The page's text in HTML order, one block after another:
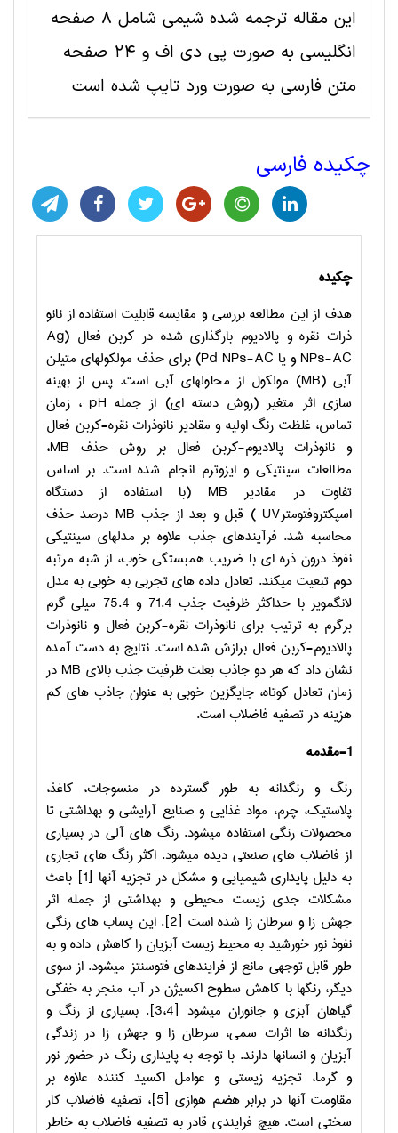
این مقاله ترجمه شده شيمی شامل 8 صفحه
انگلیسی به صورت پی دی اف و 24 صفحه
متن فارسی به صورت ورد تایپ شده است
چکیده فارسی
چکیده
هدف از این مطالعه بررسی و مقایسه قابلیت استفاده از نانو
ذرات نقره و پالادیوم بارگذاری شده در کربن فعال (Ag
NPs-ACو یا Pd NPs-AC
) برای حذف مولکولهای متیلن
آبی (MB) مولکول از محلولهای آبی است. پس از بهینه
سازی اثر متغیر (روش دسته ای) از جمله pH ، زمان
تماس، غلظت رنگ اولیه و مقادیر نانوذرات نقره-کربن فعال
و نانوذرات پالادیوم-کربن فعال بر روش حذف MB،
مطالعات سینتیکی و ایزوترم انجام شده است. بر اساس
تفاوت در مقادیرMB(با استفاده از دستگاه
اسپکتروفتومترUV) قبل و بعد از جذبMB درصد حذف
محاسبه شد. فرآیندهای جذب علاوه بر مدل­های سینتیکی
نفوذ درون ذره ای با ضریب همبستگی خوب، از شبه مرتبه
دوم تبعیت می­کند. تعادل داده های تجربی به خوبی به مدل
لانگمویر با حداکثر ظرفیت جذب 71.4 و 75.4 میلی گرم
برگرم به ترتیب برای نانوذرات نقره-کربن فعال و نانوذرات
پالادیوم-کربن فعال برازش شده است. نتایج به دست آمده
نشان داد که هر دو جاذب بعلت ظرفیت جذب بالای MB در
زمان تعادل کوتاه، جایگزین خوبی به عنوان جاذب های کم
هزینه در تصفیه فاضلاب است.
1-مقدمه
رنگ و رنگدانه به طور گسترده در منسوجات، کاغذ،
پلاستیک، چرم، مواد غذایی و صنایع آرایشی و بهداشتی تا
محصولات رنگی استفاده می­شود. رنگ های آلی در بسیاری
از فاضلاب های صنعتی دیده می­شود. اکثر رنگ های تجاری
به دلیل پایداری شیمیایی و مشکل در تجزیه آنها [1] باعث
مشکلات جدی زیست محیطی و بهداشتی از جمله اثر
جهش زا و سرطان زا شده است [2]. این پساب های رنگی
نفوذ نور خورشید به محیط زیست آبزیان را کاهش داده و به
طور قابل توجهی مانع از فرایندهای فتوسنتز می­شود. از سوی
دیگر، رنگها با کاهش سطوح اکسیژن در آب منجر به خفگی
گیاهان آبزی و جانوران می­شود [3،4]. بسیاری از رنگ و
رنگدانه ها اثرات سمی، سرطان زا و جهش زا در زندگی
آبزیان و انسانها دارند. با توجه به پایداری رنگ در حضور نور
و گرما، تجزیه زیستی و عوامل اکسید کننده علاوه بر
مقاومت آنها در برابر هضم هوازی [5]، تصفیه فاضلاب کار
سختی است. هیچ فرایندی قادر به تصفیه فاضلاب به خاطر